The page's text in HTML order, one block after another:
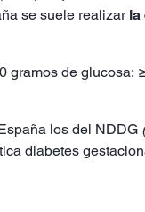
se suele realizar la
gramos de glucosa:
los del NDDG
diabetes